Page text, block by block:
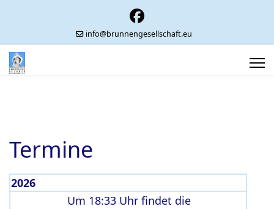
info@brunnengesellschaft.eu
Termine
2026
Um 18:33 Uhr findet die